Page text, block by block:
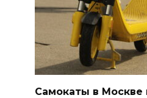
Самокаты в Москве